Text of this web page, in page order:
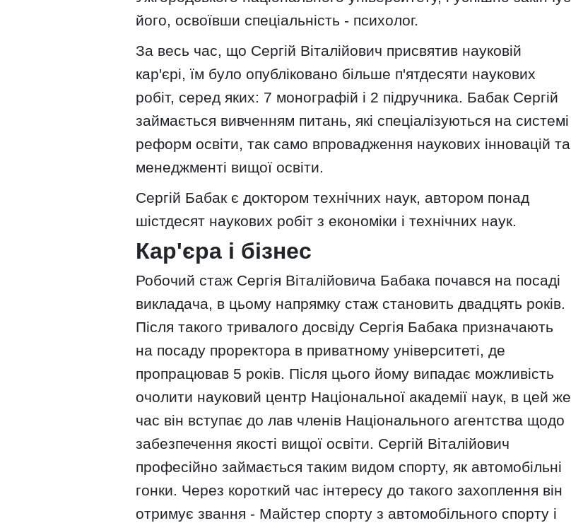
його, освоївши спеціальність - психолог.
За весь час, що Сергій Віталійович присвятив науковій
кар'єрі, їм було опубліковано більше п'ятдесяти наукових
робіт, серед яких: 7 монографій і 2 підручника. Бабак Сергій
займається вивченням питань, які спеціалізуються на системі
реформ освіти, так само впровадження наукових інновацій та
менеджменті вищої освіти.
Сергій Бабак є доктором технічних наук, автором понад
шістдесят наукових робіт з економіки і технічних наук.
Кар'єра і бізнес
Робочий стаж Сергія Віталійовича Бабака почався на посаді
викладача, в цьому напрямку стаж становить двадцять років.
Після такого тривалого досвіду Сергія Бабака призначають
на посаду проректора в приватному університеті, де
пропрацював 5 років. Після цього йому випадає можливість
очолити науковий центр Національної академії наук, в цей же
час він вступає до лав членів Національного агентства щодо
забезпечення якості вищої освіти. Сергій Віталійович
професійно займається таким видом спорту, як автомобільні
гонки. Через короткий час інтересу до такого захоплення він
отримує звання - Майстер спорту з автомобільного спорту і